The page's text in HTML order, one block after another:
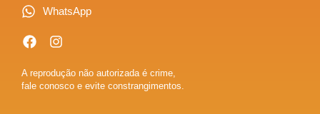
WhatsApp
A reprodução não autorizada é crime,
fale conosco e evite constrangimentos.